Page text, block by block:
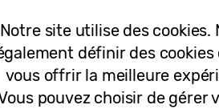
produits démontrent
La nouvelle gamme
Notre site utilise des cookies.
définir des
vous offrir la meilleure
pouvez choisir de gérer